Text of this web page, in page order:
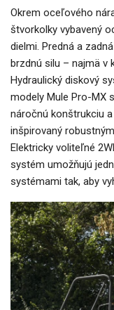
Okrem oceľového
štvorkolky vybavený
dielmi. Predná a
brzdnú silu – najmä v
Hydraulický diskový
modely Mule Pro-MX
náročnú konštrukciu
inšpirovaný
Elektricky voliteľné
systém umožňujú
systémami tak, aby